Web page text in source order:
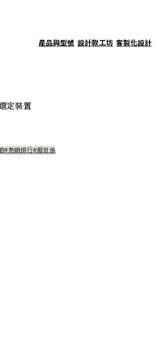
產品與型號 設計款工坊 客製化設計
定裝置
#熱銷排行#厭世係